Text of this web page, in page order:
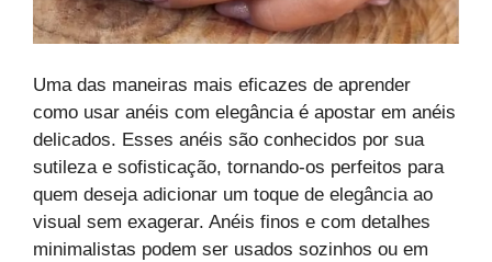
Uma das maneiras mais eficazes de aprender
como usar anéis com elegância é apostar em anéis
delicados. Esses anéis são conhecidos por sua
sutileza e sofisticação, tornando-os perfeitos para
quem deseja adicionar um toque de elegância ao
visual sem exagerar. Anéis finos e com detalhes
minimalistas podem ser usados sozinhos ou em